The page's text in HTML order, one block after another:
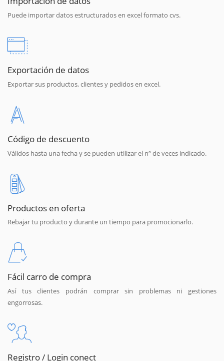
Puede importar datos estructurados en excel formato cvs.
Exportación de datos
Exportar sus productos, clientes y pedidos en excel.
Código de descuento
Válidos hasta una fecha y se pueden utilizar el nº de veces indicado.
Productos en oferta
Rebajar tu producto y durante un tiempo para promocionarlo.
Fácil carro de compra
Así tus clientes podrán comprar sin problemas ni gestiones
engorrosas.
Registro / Login conect